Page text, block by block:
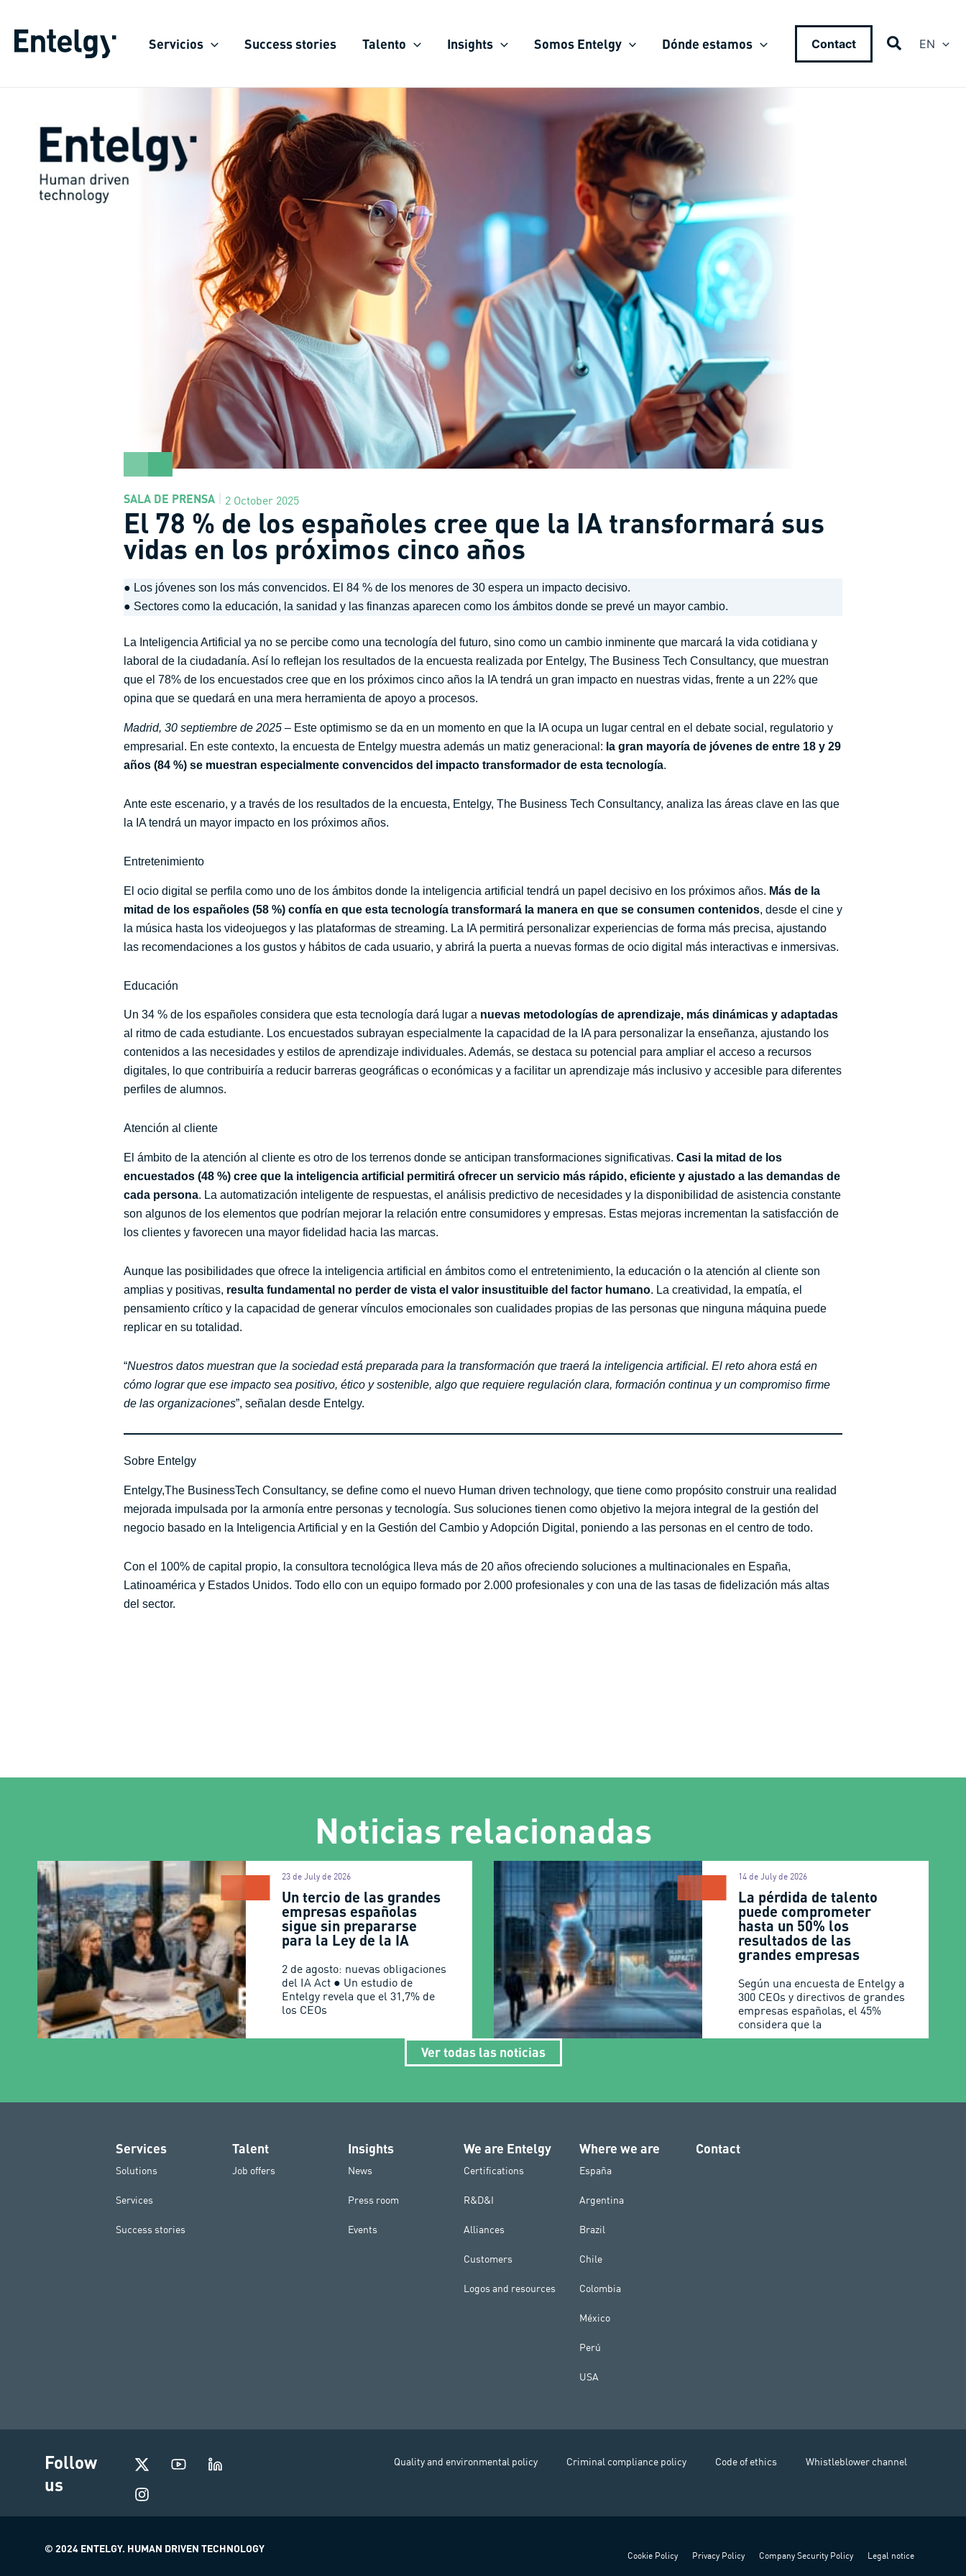
content
Servicios Success stories Talento Insights Somos Entelgy Dónde estamos Contact EN
SALA DE PRENSA 2 October 2025
El 78 % de los españoles cree que la IA transformará sus
vidas en los próximos cinco años
● Los jóvenes son los más convencidos. El 84 % de los menores de 30 espera un impacto decisivo.
● Sectores como la educación, la sanidad y las finanzas aparecen como los ámbitos donde se prevé un mayor cambio.
La Inteligencia Artificial ya no se percibe como una tecnología del futuro, sino como un cambio inminente que marcará la vida cotidiana y
laboral de la ciudadanía. Así lo reflejan los resultados de la encuesta realizada por Entelgy, The Business Tech Consultancy, que muestran
que el 78% de los encuestados cree que en los próximos cinco años la IA tendrá un gran impacto en nuestras vidas, frente a un 22% que
opina que se quedará en una mera herramienta de apoyo a procesos.
Madrid, 30 septiembre de 2025 – Este optimismo se da en un momento en que la IA ocupa un lugar central en el debate social, regulatorio y
empresarial. En este contexto, la encuesta de Entelgy muestra además un matiz generacional: la gran mayoría de jóvenes de entre 18 y 29
años (84 %) se muestran especialmente convencidos del impacto transformador de esta tecnología.
Ante este escenario, y a través de los resultados de la encuesta, Entelgy, The Business Tech Consultancy, analiza las áreas clave en las que
la IA tendrá un mayor impacto en los próximos años.
Entretenimiento
El ocio digital se perfila como uno de los ámbitos donde la inteligencia artificial tendrá un papel decisivo en los próximos años. Más de la
mitad de los españoles (58 %) confía en que esta tecnología transformará la manera en que se consumen contenidos, desde el cine y
la música hasta los videojuegos y las plataformas de streaming. La IA permitirá personalizar experiencias de forma más precisa, ajustando
las recomendaciones a los gustos y hábitos de cada usuario, y abrirá la puerta a nuevas formas de ocio digital más interactivas e inmersivas.
Educación
Un 34 % de los españoles considera que esta tecnología dará lugar a nuevas metodologías de aprendizaje, más dinámicas y adaptadas
al ritmo de cada estudiante. Los encuestados subrayan especialmente la capacidad de la IA para personalizar la enseñanza, ajustando los
contenidos a las necesidades y estilos de aprendizaje individuales. Además, se destaca su potencial para ampliar el acceso a recursos
digitales, lo que contribuiría a reducir barreras geográficas o económicas y a facilitar un aprendizaje más inclusivo y accesible para diferentes
perfiles de alumnos.
Atención al cliente
El ámbito de la atención al cliente es otro de los terrenos donde se anticipan transformaciones significativas. Casi la mitad de los
encuestados (48 %) cree que la inteligencia artificial permitirá ofrecer un servicio más rápido, eficiente y ajustado a las demandas de
cada persona. La automatización inteligente de respuestas, el análisis predictivo de necesidades y la disponibilidad de asistencia constante
son algunos de los elementos que podrían mejorar la relación entre consumidores y empresas. Estas mejoras incrementan la satisfacción de
los clientes y favorecen una mayor fidelidad hacia las marcas.
Aunque las posibilidades que ofrece la inteligencia artificial en ámbitos como el entretenimiento, la educación o la atención al cliente son
amplias y positivas, resulta fundamental no perder de vista el valor insustituible del factor humano. La creatividad, la empatía, el
pensamiento crítico y la capacidad de generar vínculos emocionales son cualidades propias de las personas que ninguna máquina puede
replicar en su totalidad.
“Nuestros datos muestran que la sociedad está preparada para la transformación que traerá la inteligencia artificial. El reto ahora está en
cómo lograr que ese impacto sea positivo, ético y sostenible, algo que requiere regulación clara, formación continua y un compromiso firme
de las organizaciones”, señalan desde Entelgy.
Sobre Entelgy
Entelgy,The BusinessTech Consultancy, se define como el nuevo Human driven technology, que tiene como propósito construir una realidad
mejorada impulsada por la armonía entre personas y tecnología. Sus soluciones tienen como objetivo la mejora integral de la gestión del
negocio basado en la Inteligencia Artificial y en la Gestión del Cambio y Adopción Digital, poniendo a las personas en el centro de todo.
Con el 100% de capital propio, la consultora tecnológica lleva más de 20 años ofreciendo soluciones a multinacionales en España,
Latinoamérica y Estados Unidos. Todo ello con un equipo formado por 2.000 profesionales y con una de las tasas de fidelización más altas
del sector.
Noticias relacionadas
Un tercio de las grandes
empresas españolas
sigue sin prepararse
para la Ley de la IA
23 de July de 2026
2 de agosto: nuevas obligaciones
del IA Act ● Un estudio de
Entelgy revela que el 31,7% de
los CEOs
La pérdida de talento
puede comprometer
hasta un 50% los
resultados de las
grandes empresas
14 de July de 2026
Según una encuesta de Entelgy a
300 CEOs y directivos de grandes
empresas españolas, el 45%
considera que la
Ver todas las noticias
Services
Solutions
Services
Success stories
Talent
Job offers
Insights
News
Press room
Events
We are Entelgy
Certifications
R&D&I
Alliances
Customers
Logos and resources
Where we are
España
Argentina
Brazil
Chile
Colombia
México
Perú
USA
Contact
Follow
us
I
n
s
t
a
r
Quality and environmental policy Criminal compliance policy Code of ethics Whistleblower channel
© 2024 ENTELGY. HUMAN DRIVEN TECHNOLOGY
Cookie Policy Privacy Policy Company Security Policy Legal notice